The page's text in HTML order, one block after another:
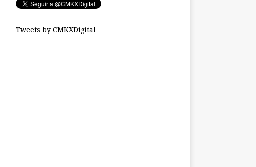
Tweets by CMKXDigital